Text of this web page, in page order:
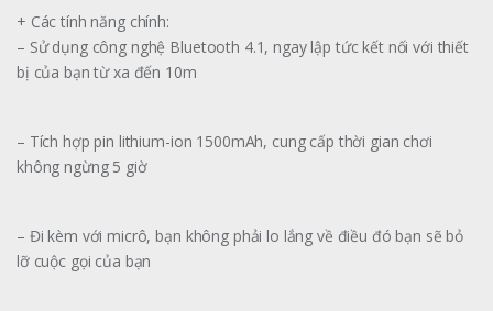
+ Các tính năng chính:
– Sử dụng công nghệ Bluetooth 4.1, ngay lập tức kết nối với thiết
bị của bạn từ xa đến 10m
– Tích hợp pin lithium-ion 1500mAh, cung cấp thời gian chơi
không ngừng 5 giờ
– Đi kèm với micrô, bạn không phải lo lắng về điều đó bạn sẽ bỏ
lỡ cuộc gọi của bạn